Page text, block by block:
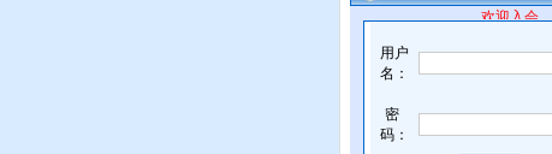
欢迎入会
用户
名：
密
码：